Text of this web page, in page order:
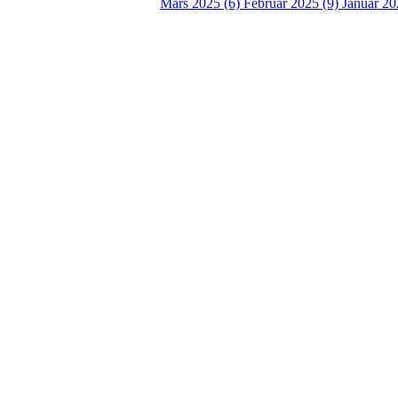
Mars 2025 (6) Februar 2025 (9) Januar